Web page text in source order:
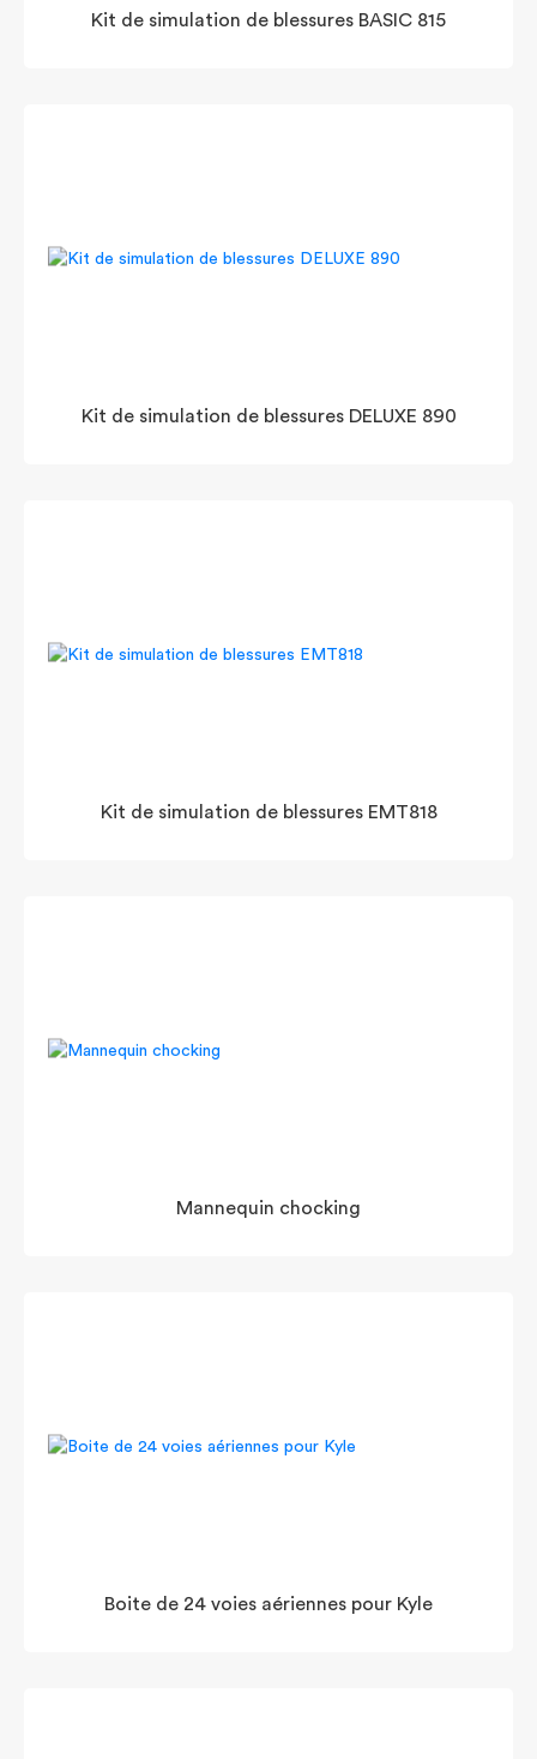
Kit de simulation de blessures BASIC 815
Kit de simulation de blessures DELUXE 890
Kit de simulation de blessures EMT818
Mannequin chocking
Boite de 24 voies aériennes pour Kyle